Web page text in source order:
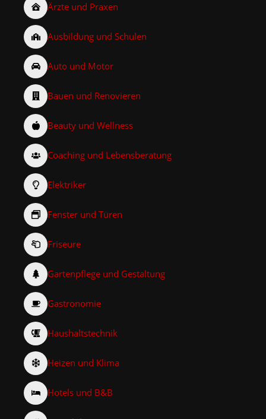
Ärzte und Praxen
Ausbildung und Schulen
Auto und Motor
Bauen und Renovieren
Beauty und Wellness
Coaching und Lebensberatung
Elektriker
Fenster und Türen
Friseure
Gartenpflege und Gestaltung
Gastronomie
Haushaltstechnik
Heizen und Klima
Hotels und B&B